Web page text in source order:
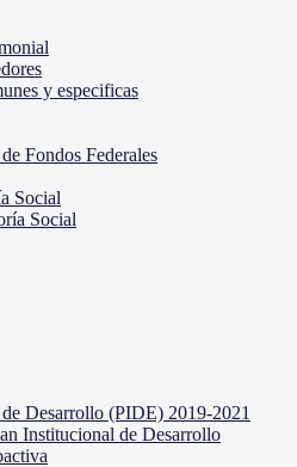
y especificas
Fondos Federales
Social
Social
Desarrollo (PIDE) 2019-2021
Institucional de Desarrollo